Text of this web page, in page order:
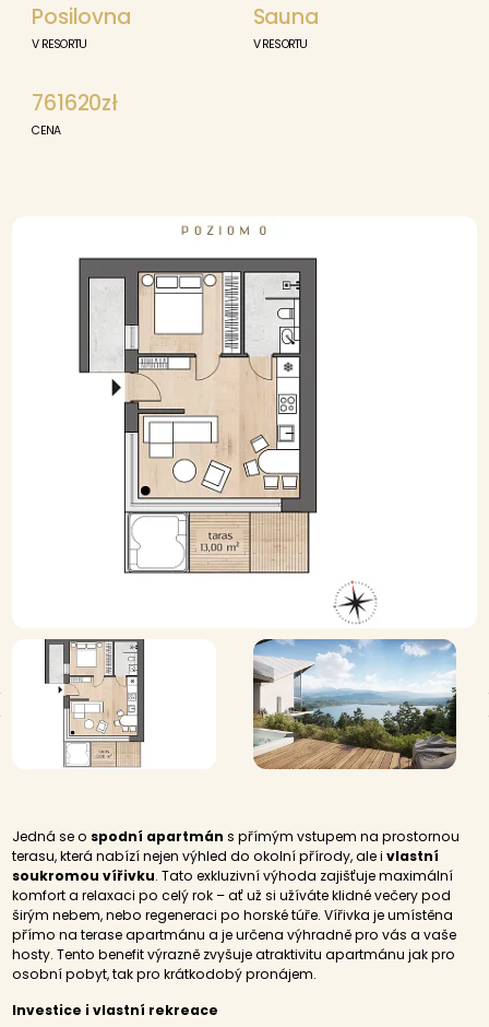
Posilovna
V RESORTU
Sauna
V RESORTU
761620zł
CENA
Jedná se o spodní apartmán s přímým vstupem na prostornou
terasu, která nabízí nejen výhled do okolní přírody, ale ivlastní
soukromou vířivku. Tato exkluzivní výhoda zajišťuje maximální
komfort a relaxaci po celý rok – ať už si užíváte klidné večery pod
širým nebem, nebo regeneraci po horské túře. Vířivka je umístěna
přímo na terase apartmánu a je určena výhradně pro vás a vaše
hosty. Tento benefit výrazně zvyšuje atraktivitu apartmánu jak pro
osobní pobyt, tak pro krátkodobý pronájem.
Investice i vlastní rekreace